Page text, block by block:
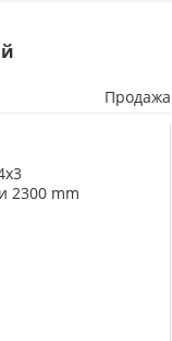
Продажа
2300 mm